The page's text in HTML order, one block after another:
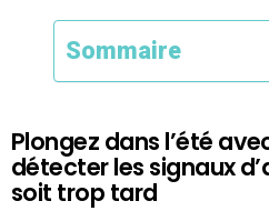
Sommaire
Plongez dans l’été
détecter les signaux
soit trop tard